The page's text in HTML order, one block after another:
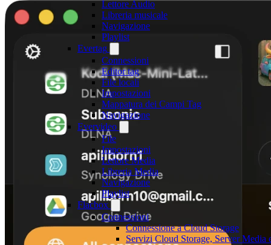
Lettore Audio
Libreria musicale
Navigazione
Playlist
Evertag
Connessioni
Editor tag
File locali
Impostazioni
Mappatura dei Campi Tag
Navigazione
Evervideo
File
Impostazioni
Lettore Media
Libreria Media
Navigazione
Playlist
Flacbox
Connessioni
Connessione a Cloud Storage
Servizi Cloud Storage, Server Media